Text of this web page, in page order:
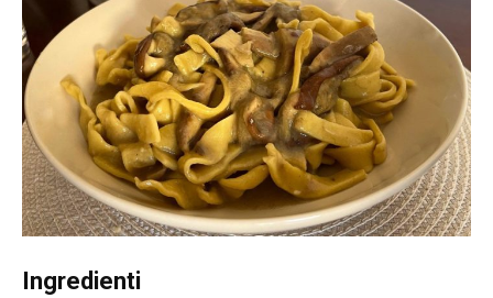
Ingredienti